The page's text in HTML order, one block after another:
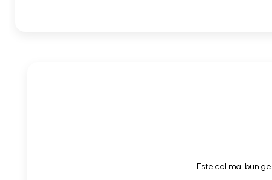
Este cel mai bun